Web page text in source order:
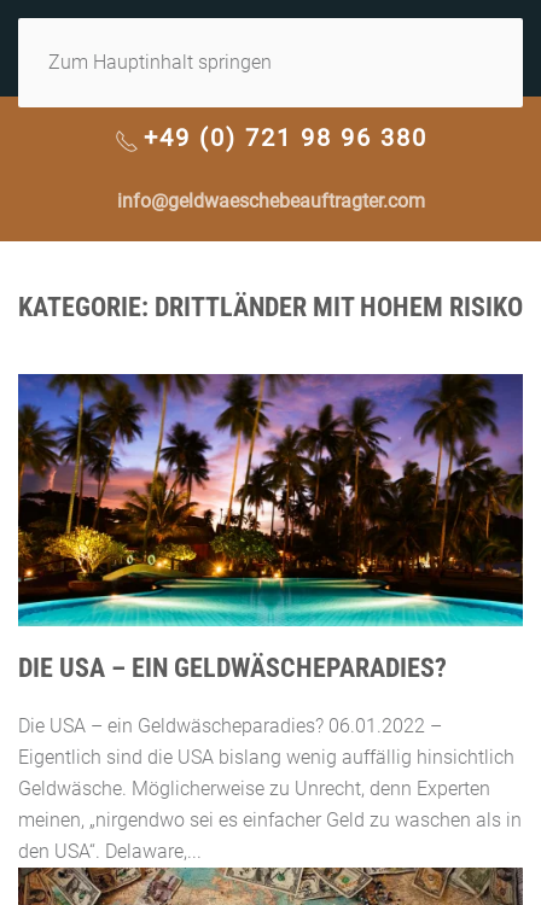
Zum Hauptinhalt springen
+49 (0) 721 98 96 380
info@geldwaeschebeauftragter.com
KATEGORIE: DRITTLÄNDER MIT HOHEM RISIKO
DIE USA – EIN GELDWÄSCHEPARADIES?
Die USA – ein Geldwäscheparadies? 06.01.2022 –
Eigentlich sind die USA bislang wenig auffällig hinsichtlich
Geldwäsche. Möglicherweise zu Unrecht, denn Experten
meinen, „nirgendwo sei es einfacher Geld zu waschen als in
den USA“. Delaware,...